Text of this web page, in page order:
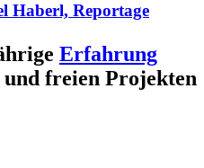
Haberl, Reportage
Erfahrung
freien Projekten